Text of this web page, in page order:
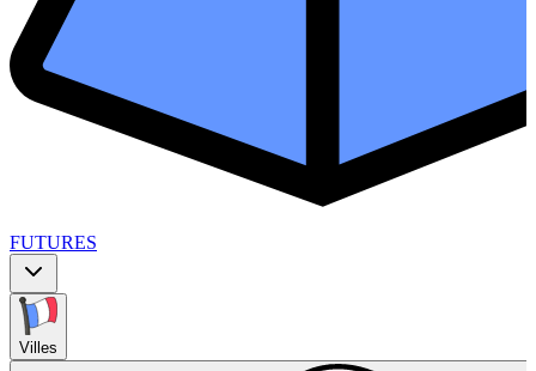
FUTURES
Villes